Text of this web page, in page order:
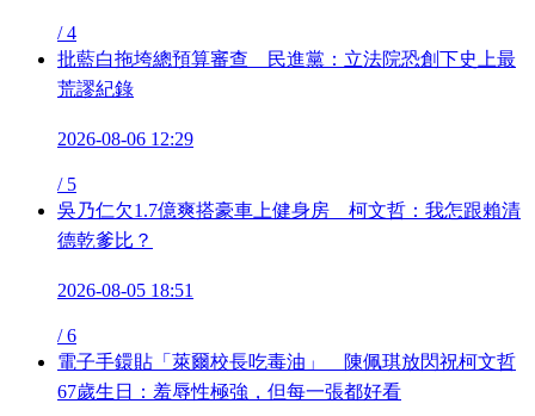
/ 4
批藍白拖垮總預算審查 民進黨：立法院恐創下史上最
荒謬紀錄
2026-08-06 12:29
/ 5
吳乃仁欠1.7億爽搭豪車上健身房 柯文哲：我怎跟賴清
德乾爹比？
2026-08-05 18:51
/ 6
電子手鐶貼「萊爾校長吃毒油」 陳佩琪放閃祝柯文哲
67歲生日：羞辱性極強，但每一張都好看